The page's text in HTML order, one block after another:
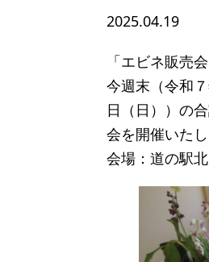
2025.04.19
「エビネ販売
今週末（令和
日（日））の
会を開催いた
会場：道の駅